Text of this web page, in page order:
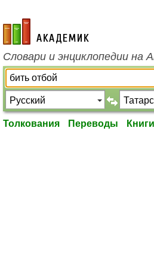
academic.ru
Словари и энциклопедии на
Толкования Переводы Книги